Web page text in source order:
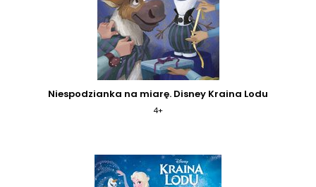
Niespodzianka na miarę. Disney Kraina Lodu
4+